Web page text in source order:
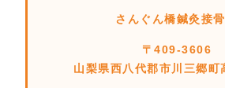
さんぐん橋鍼灸接
〒409-3606
山梨県西八代郡市川三郷